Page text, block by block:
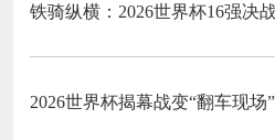
铁骑纵横：2026世界杯16强决
2026世界杯揭幕战变“翻车现